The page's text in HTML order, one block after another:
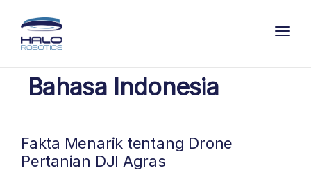
Bahasa Indonesia
Fakta Menarik tentang Drone
Pertanian DJI Agras